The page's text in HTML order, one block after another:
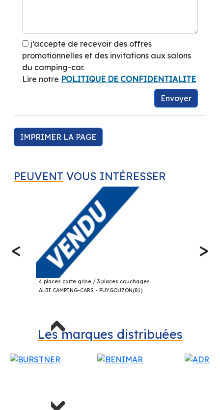
j’accepte de recevoir des offres
promotionnelles et des invitations aux salons
du camping-car.
Lire notre POLITIQUE DE CONFIDENTIALITE
Envoyer
IMPRIMER LA PAGE
PEUVENT VOUS INTÉRESSER
<
CHALLENGER 101 PROFILÉ 2003
4 places carte grise / 3 places couchages
ALBI CAMPING-CARS - PUYGOUZON(81)
>
Les marques distribuées
Previous